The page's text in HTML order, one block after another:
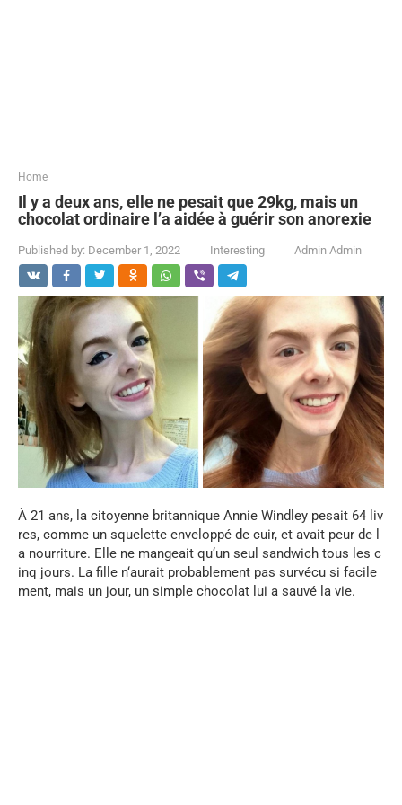
Home
Il y a deux ans, elle ne pesait que 29kg, mais un
chocolat ordinaire l’a aidée à guérir son anorexie
Published by: December 1, 2022 Interesting Admin Admin
À 21 ans, la citoyenne britannique Annie Windley pesait 64 liv
res, comme un squelette enveloppé de cuir, et avait peur de
a nourriture. Elle ne mangeait qu‘un seul sandwich tous les c
inq jours. La fille n‘aurait probablement pas survécu si facile
ment, mais un jour, un simple chocolat lui a sauvé la vie.